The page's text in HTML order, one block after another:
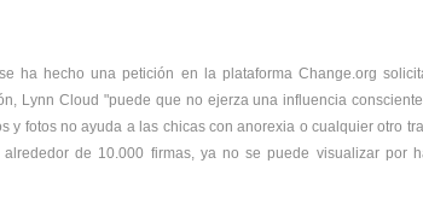
ha hecho una petición en la plataforma Change.org
Lynn Cloud "puede que no ejerza una influencia
y fotos no ayuda a las chicas con anorexia o cualquier otro
de 10.000 firmas, ya no se puede visualizar por